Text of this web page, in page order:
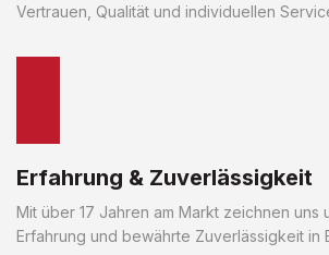
Vertrauen, Qualität und individuellen
Erfahrung & Zuverlässigkeit
Mit über 17 Jahren am Markt zeichnen uns
Erfahrung und bewährte Zuverlässigkeit in